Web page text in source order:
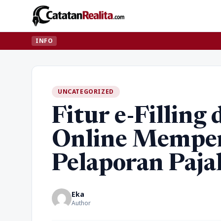
INFO
UNCATEGORIZED
Fitur e-Filling
Online
Pelaporan
Eka
Author